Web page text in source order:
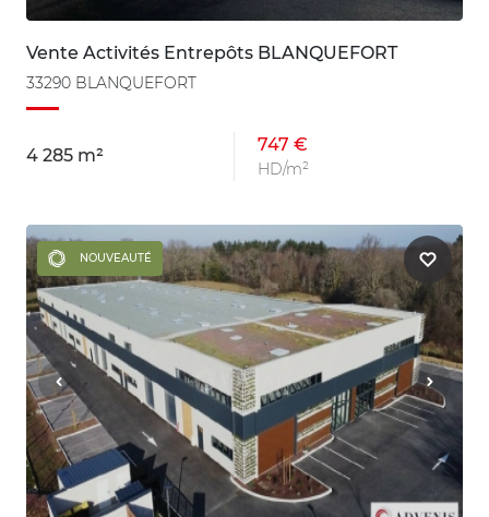
Vente Activités Entrepôts BLANQUEFORT
33290 BLANQUEFORT
4 285 m²
747 €
HD/m²
NOUVEAUTÉ